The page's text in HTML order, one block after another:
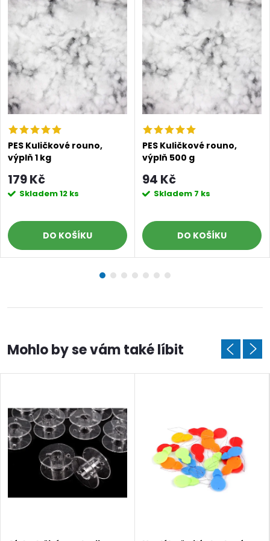
PES Kuličkové rouno,
výplň 1 kg
179 Kč
Skladem12 ks
DO KOŠÍKU
PES Kuličkové rouno,
výplň 500 g
94 Kč
Skladem 7 ks
DO KOŠÍKU